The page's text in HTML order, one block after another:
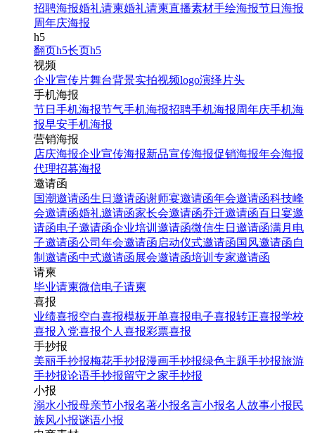
招聘海报婚礼请柬婚礼请柬直播素材手绘海报节日海报
周年庆海报
h5
翻页h5长页h5
视频
企业宣传片舞台背景实拍视频logo演绎 片头
手机海报
节日手机海报节气手机海报招聘手机海报周年庆手机海
报早安手机海报
营销海报
店庆海报企业宣传海报新品宣传海报促销海报年会海报
代理招募海报
邀请函
国潮邀请函生日邀请函谢师宴邀请函年会邀请函科技峰
会邀请函婚礼邀请函家长会邀请函乔迁邀请函百日宴邀
请函电子邀请函企业培训邀请函微信生日邀请函满月电
子邀请函公司年会邀请函 启动仪式邀请函国风邀请函自
制邀请函中式邀请函展会邀请函培训专家邀请函
请柬
毕业请柬微信电子请柬
喜报
业绩喜报空白喜报模板开单喜报电子喜报转正喜报学校
喜报 入党喜报个人喜报彩票喜报
手抄报
美丽手抄报梅花手抄报漫画手抄报绿色主题手抄报旅游
手抄报论语手抄报留守之家手抄报
小报
溺水小报母亲节小报名著小报名言小报名人故事小报民
族风小报谜语小报